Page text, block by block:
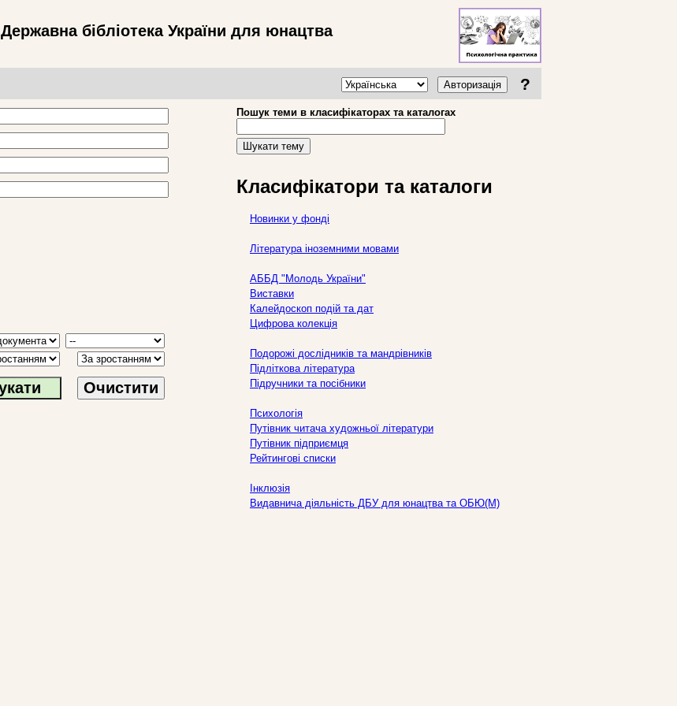
Державна бібліотека України для юнацтва
Авторизація ?
Очистити
Пошук теми в класифікаторах та каталогах
Шукати тему
Класифікатори та каталоги
Новинки у фонді
Література іноземними мовами
АББД "Молодь України"
Виставки
Калейдоскоп подій та дат
Цифрова колекція
Подорожі дослідників та мандрівників
Підліткова література
Підручники та посібники
Психологія
Путівник читача художньої літератури
Путівник підприємця
Рейтингові списки
Інклюзія
Видавнича діяльність ДБУ для юнацтва та ОБЮ(М)